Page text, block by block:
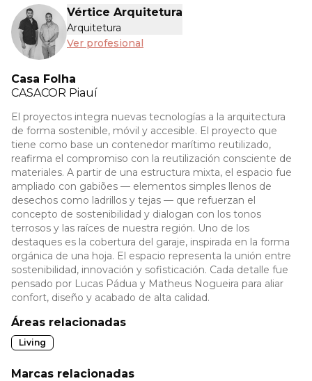
Vértice Arquitetura
Arquitetura
Ver profesional
Casa Folha
CASACOR Piauí
El proyectos integra nuevas tecnologías a la arquitectura
de forma sostenible, móvil y accesible. El proyecto que
tiene como base un contenedor marítimo reutilizado,
reafirma el compromiso con la reutilización consciente de
materiales. A partir de una estructura mixta, el espacio fue
ampliado con gabiões — elementos simples llenos de
desechos como ladrillos y tejas — que refuerzan el
concepto de sostenibilidad y dialogan con los tonos
terrosos y las raíces de nuestra región. Uno de los
destaques es la cobertura del garaje, inspirada en la forma
orgánica de una hoja. El espacio representa la unión entre
sostenibilidad, innovación y sofisticación. Cada detalle fue
pensado por Lucas Pádua y Matheus Nogueira para aliar
confort, diseño y acabado de alta calidad.
Áreas relacionadas
Living
Marcas relacionadas